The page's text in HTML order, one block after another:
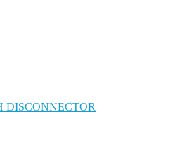
DISCONNECTOR